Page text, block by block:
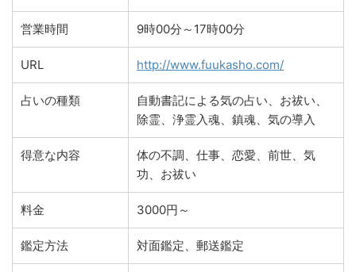
営業時間 9時00分～17時00分
URL http://www.fuukasho.com/
占いの種類
自動書記による気の占い、お祓い、
除霊、浄霊入魂、鎮魂、気の導入
得意な内容
体の不調、仕事、恋愛、前世、気
功、お祓い
料金 3000円～
鑑定方法 対面鑑定、郵送鑑定